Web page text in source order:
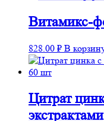
Витамикс-
828.00 ₽ В
Цитрат